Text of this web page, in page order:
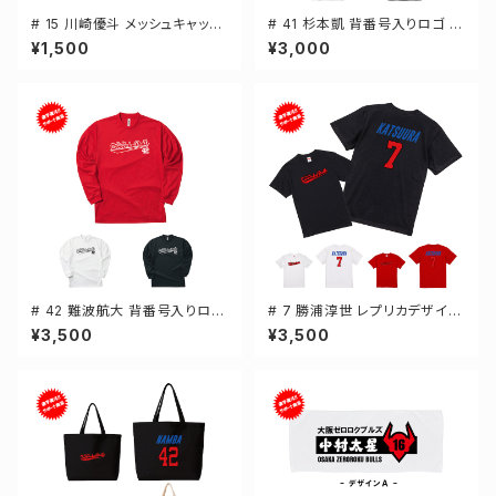
# 15 川崎優斗 メッシュキャップ
選手還元 3カラー 000700
¥1,500
# 41 杉本凱 背番号入りロゴ ド
ライTシャツ 半袖 選手還元 3カ
ラー S-5Lサイズ 000300
¥3,000
# 42 難波航大 背番号入りロゴ
ドライTシャツ 長袖 選手還元 3
カラー S-5Lサイズ 000304
¥3,500
# 7 勝浦淳世 レプリカデザイン
3カラー 選手還元 半袖Tシャツ
S-XXXLサイズ 500101
¥3,500